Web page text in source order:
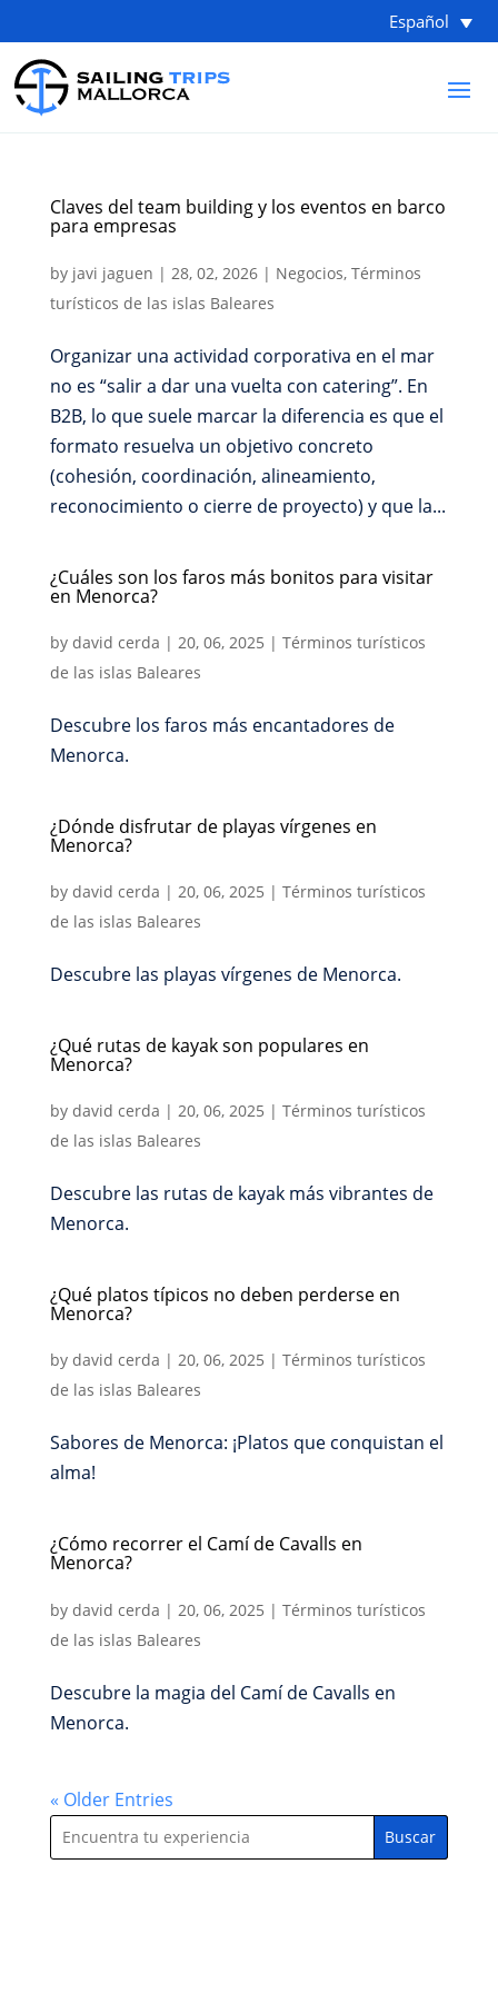
Español
Claves del team building y los eventos en barco
para empresas
by javi jaguen | 28, 02, 2026| Negocios, Términos
turísticos de las islas Baleares
Organizar una actividad corporativa en el mar
no es “salir a dar una vuelta con catering”. En
B2B, lo que suele marcar la diferencia es que el
formato resuelva un objetivo concreto
(cohesión, coordinación, alineamiento,
reconocimiento o cierre de proyecto) y que la...
¿Cuáles son los faros más bonitos para visitar
en Menorca?
by david cerda | 20, 06, 2025 | Términos turísticos
de las islas Baleares
Descubre los faros más encantadores de
Menorca.
¿Dónde disfrutar de playas vírgenes en
Menorca?
by david cerda | 20, 06, 2025 | Términos turísticos
de las islas Baleares
Descubre las playas vírgenes de Menorca.
¿Qué rutas de kayak son populares en
Menorca?
by david cerda | 20, 06, 2025 | Términos turísticos
de las islas Baleares
Descubre las rutas de kayak más vibrantes de
Menorca.
¿Qué platos típicos no deben perderse en
Menorca?
by david cerda | 20, 06, 2025 | Términos turísticos
de las islas Baleares
Sabores de Menorca: ¡Platos que conquistan el
alma!
¿Cómo recorrer el Camí de Cavalls en
Menorca?
by david cerda | 20, 06, 2025 | Términos turísticos
de las islas Baleares
Descubre la magia del Camí de Cavalls en
Menorca.
« Older Entries
Buscar